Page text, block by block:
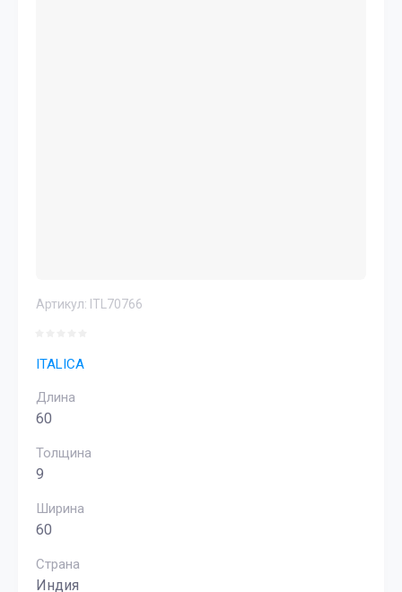
Артикул: ITL70766
ITALICA
Длина
60
Толщина
9
Ширина
60
Страна
Индия